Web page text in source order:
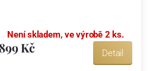
Není skladem, ve výrobě 2 ks.
899 Kč Detail